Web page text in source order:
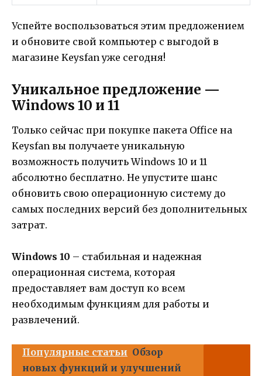
Успейте воспользоваться этим предложением
и обновите свой компьютер с выгодой в
магазине Keysfan уже сегодня!
Уникальное предложение —
Windows 10 и 11
Только сейчас при покупке пакета Office на
Keysfan вы получаете уникальную
возможность получить Windows 10 и 11
абсолютно бесплатно. Не упустите шанс
обновить свою операционную систему до
самых последних версий без дополнительных
затрат.
Windows 10 – стабильная и надежная
операционная система, которая
предоставляет вам доступ ко всем
необходимым функциям для работы и
развлечений.
Популярные статьи Обзор
новых функций и улучшений